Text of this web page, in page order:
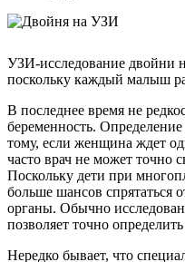
УЗИ-исследование двойни
поскольку каждый малыш
В последнее время не
беременность.
тому, если женщина ждет
часто врач не может точно
Поскольку дети при
больше шансов спрятаться
органы. Обычно
позволяет точно
Нередко бывает, что